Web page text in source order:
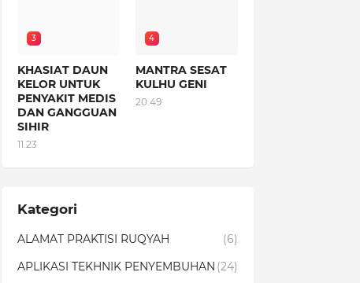
3
KHASIAT DAUN
KELOR UNTUK
PENYAKIT MEDIS
DAN GANGGUAN
SIHIR
11.23
4
MANTRA SESAT
KULHU GENI
20.49
Kategori
ALAMAT PRAKTISI RUQYAH
(6)
APLIKASI TEKHNIK PENYEMBUHAN (24)